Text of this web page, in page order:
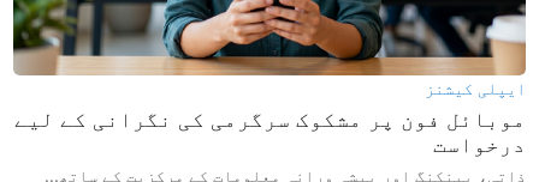
ایپلی کیشنز
موبائل فون پر مشکوک سرگرمی کی نگرانی کے لیے
درخواست
ذاتی، بینکنگ اور پیشہ ورانہ معلومات کے مرکزیت کے ساتھ...